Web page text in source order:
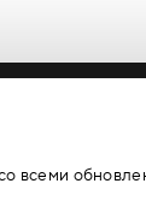
2021-2026
авторского права.
любое
всеми